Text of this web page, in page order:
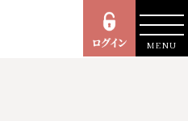
MENU